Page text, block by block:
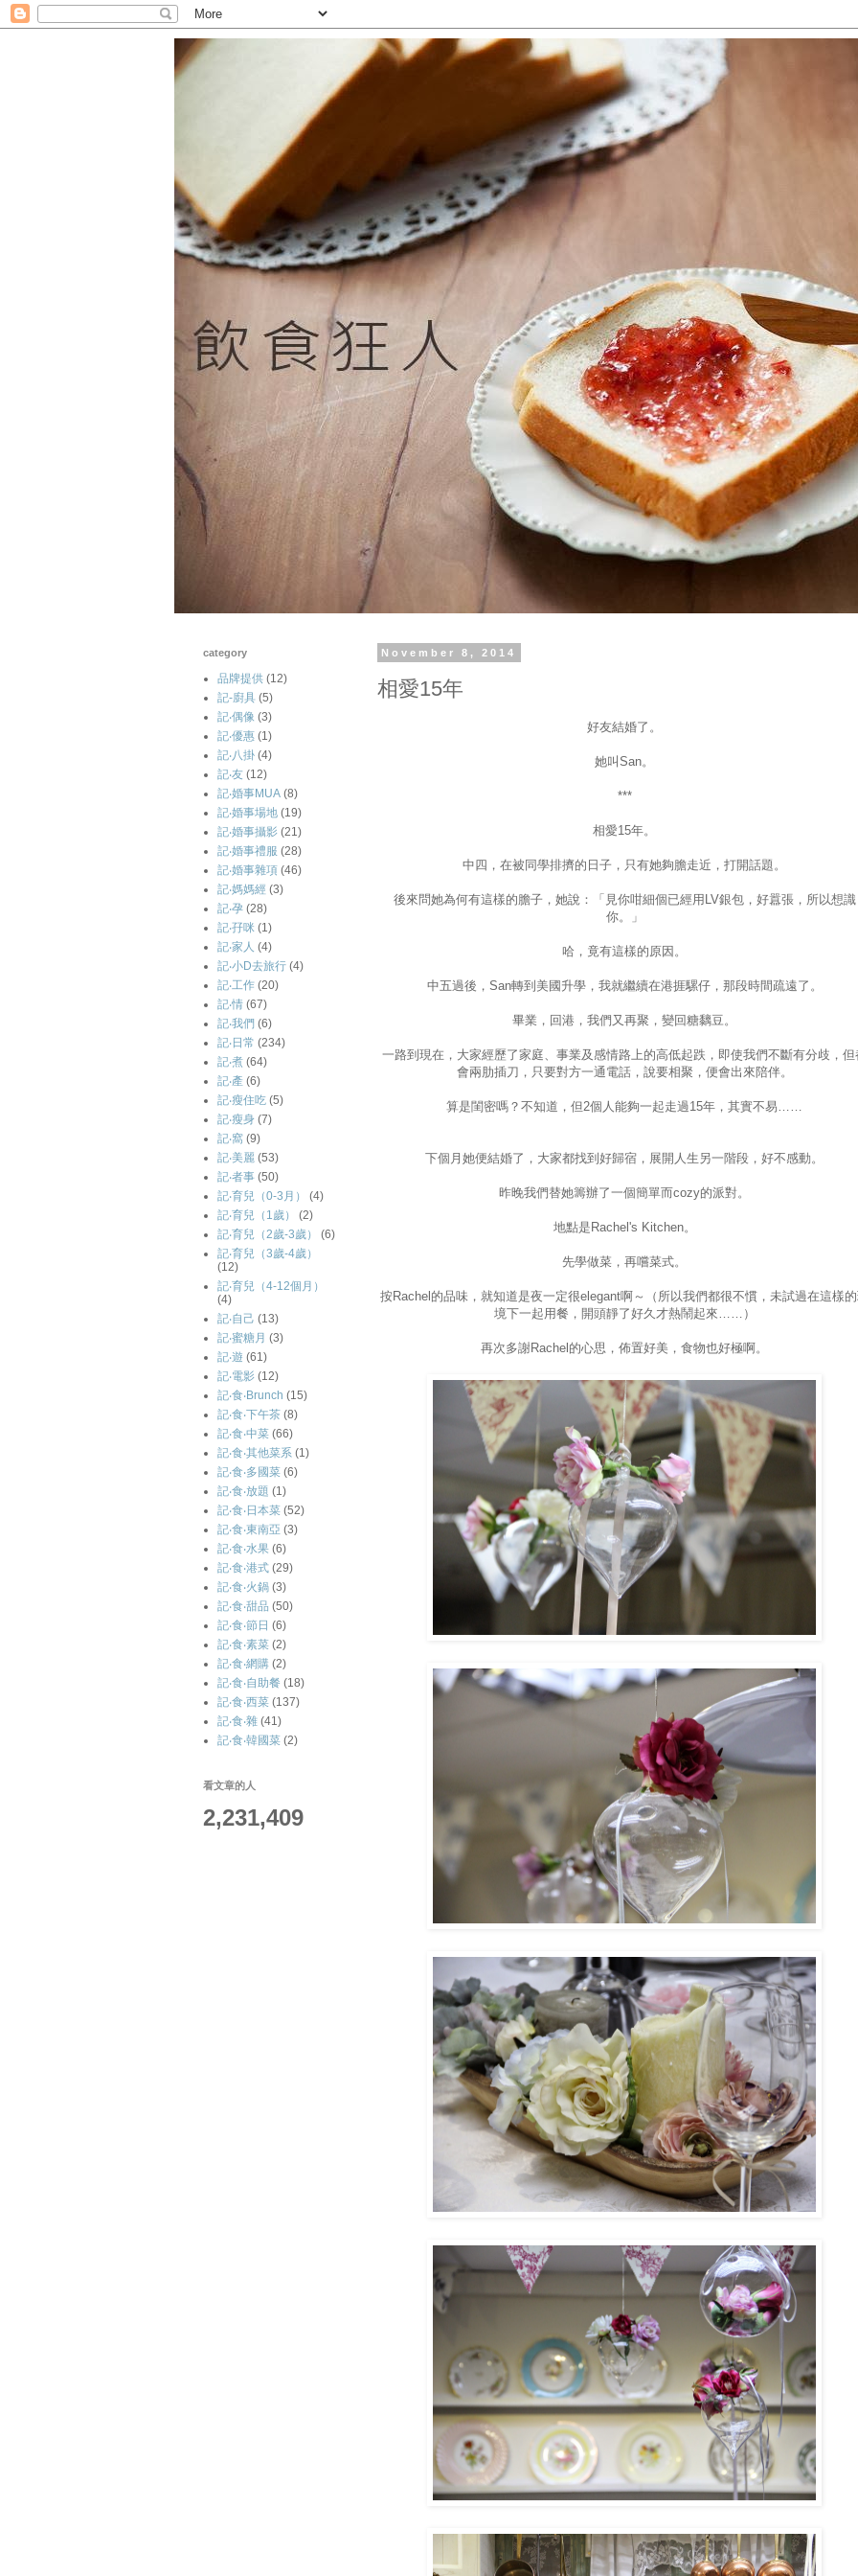
November 8, 2014
相愛15年
好友結婚了。
她叫San。
***
相愛15年。
中四，在被同學排擠的日子，只有她夠膽走近，打開話題。
後來問她為何有這樣的膽子，她說：「見你咁細個已經用LV銀包，好囂張，所以想識
你。」
哈，竟有這樣的原因。
中五過後，San轉到美國升學，我就繼續在港捱騾仔，那段時間疏遠了。
畢業，回港，我們又再聚，變回糖黐豆。
一路到現在，大家經歷了家庭、事業及感情路上的高低起跌，即使我們不斷有分歧，但
會兩肋插刀，只要對方一通電話，說要相聚，便會出來陪伴。
算是閨密嗎？不知道，但2個人能夠一起走過15年，其實不易……
下個月她便結婚了，大家都找到好歸宿，展開人生另一階段，好不感動。
昨晚我們替她籌辦了一個簡單而cozy的派對。
地點是Rachel's Kitchen。
先學做菜，再嚐菜式。
按Rachel的品味，就知道是夜一定很elegant啊～（所以我們都很不慣，未試過在這樣
境下一起用餐，開頭靜了好久才熱鬧起來……）
再次多謝Rachel的心思，佈置好美，食物也好極啊。
category
品牌提供 (12)
記-廚具 (5)
記‧偶像 (3)
記‧優惠 (1)
記‧八掛 (4)
記‧友 (12)
記‧婚事MUA (8)
記‧婚事場地 (19)
記‧婚事攝影 (21)
記‧婚事禮服 (28)
記‧婚事雜項 (46)
記‧媽媽經 (3)
記‧孕 (28)
記‧孖咪 (1)
記‧家人 (4)
記‧小D去旅行 (4)
記‧工作 (20)
記‧情 (67)
記‧我們 (6)
記‧日常 (234)
記‧煮 (64)
記‧產 (6)
記‧瘦住吃 (5)
記‧瘦身 (7)
記‧窩 (9)
記‧美麗 (53)
記‧者事 (50)
記‧育兒（0-3月）
(4)
記‧育兒（1歲）
(2)
記‧育兒（2歲-3歲）
(6)
記‧育兒（3歲-4歲）
(12)
記‧育兒（4-12個月）
(4)
記‧自己 (13)
記‧蜜糖月 (3)
記‧遊 (61)
記‧電影 (12)
記‧食‧Brunch (15)
記‧食‧下午茶 (8)
記‧食‧中菜 (66)
記‧食‧其他菜系 (1)
記‧食‧多國菜 (6)
記‧食‧放題 (1)
記‧食‧日本菜 (52)
記‧食‧東南亞 (3)
記‧食‧水果 (6)
記‧食‧港式 (29)
記‧食‧火鍋 (3)
記‧食‧甜品 (50)
記‧食‧節日 (6)
記‧食‧素菜 (2)
記‧食‧網購 (2)
記‧食‧自助餐 (18)
記‧食‧西菜 (137)
記‧食‧雜 (41)
記‧食‧韓國菜 (2)
看文章的人
2,231,409